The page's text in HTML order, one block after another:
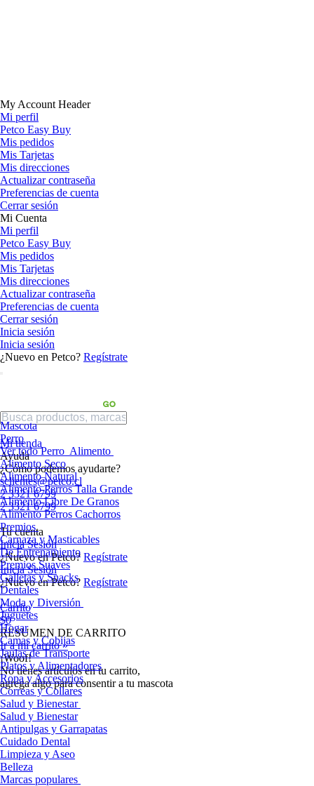
My Account Header
Mi perfil
Petco Easy Buy
Mis pedidos
Mis Tarjetas
Mis direcciones
Actualizar contraseña
Preferencias de cuenta
Cerrar sesión
Mi Cuenta
Mi perfil
Petco Easy Buy
Mis pedidos
Mis Tarjetas
Mis direcciones
Actualizar contraseña
Preferencias de cuenta
Cerrar sesión
Inicia sesión
Inicia sesión
¿Nuevo en Petco? Regístrate
Mi tienda
Ayuda
¿Cómo podemos ayudarte?
sclientes@petco.cl
2 3321 6799
2 3321 6799
Tu cuenta
Inicia Sesión
¿Nuevo en Petco? Regístrate
Inicia Sesión
¿Nuevo en Petco? Regístrate
Carrito
$0
RESUMEN DE CARRITO
Ir a mi carrito »
¡Woof!
No tíenes artículos en tu carrito,
agrega algo para consentir a tu mascota
Mascota
Perro
Ver todo Perro Alimento
Alimento Seco
Alimento Natural
Alimento Perros Talla Grande
Alimento Libre De Granos
Alimento Perros Cachorros
Premios
Carnaza y Masticables
De Entrenamiento
Premios Suaves
Galletas y Snacks
Dentales
Moda y Diversión
Juguetes
Hogar
Camas y Cobijas
Jaulas de Transporte
Platos y Alimentadores
Ropa y Accesorios
Correas y Collares
Salud y Bienestar
Salud y Bienestar
Antipulgas y Garrapatas
Cuidado Dental
Limpieza y Aseo
Belleza
Marcas populares